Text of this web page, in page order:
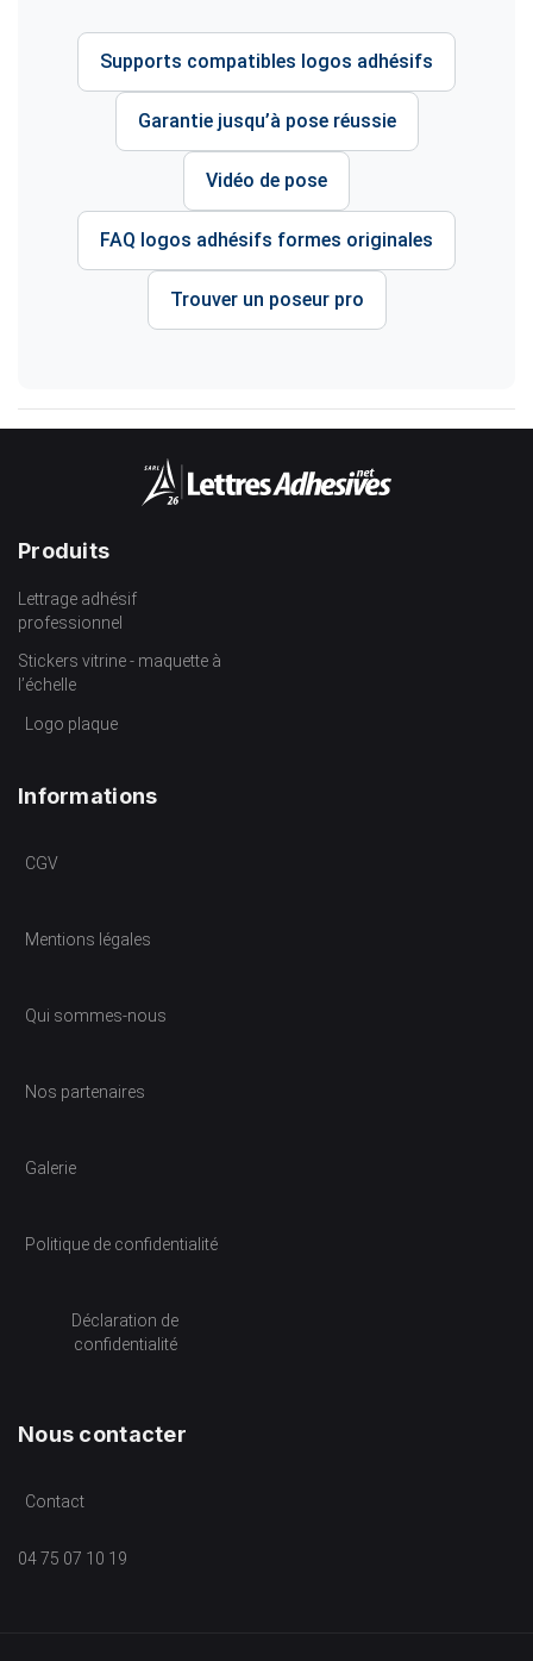
Supports compatibles logos adhésifs
Garantie jusqu’à pose réussie
Vidéo de pose
FAQ logos adhésifs formes originales
Trouver un poseur pro
Produits
Lettrage adhésif
professionnel
Stickers vitrine - maquette à
l’échelle
Logo plaque
Informations
CGV
Mentions légales
Qui sommes-nous
Nos partenaires
Galerie
Politique de confidentialité
Déclaration de
confidentialité
Nous contacter
Contact
04 75 07 10 19